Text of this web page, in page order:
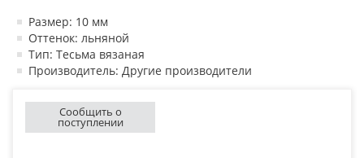
Размер: 10 мм
Оттенок: льняной
Тип: Тесьма вязаная
Производитель: Другие производители
Сообщить о
поступлении